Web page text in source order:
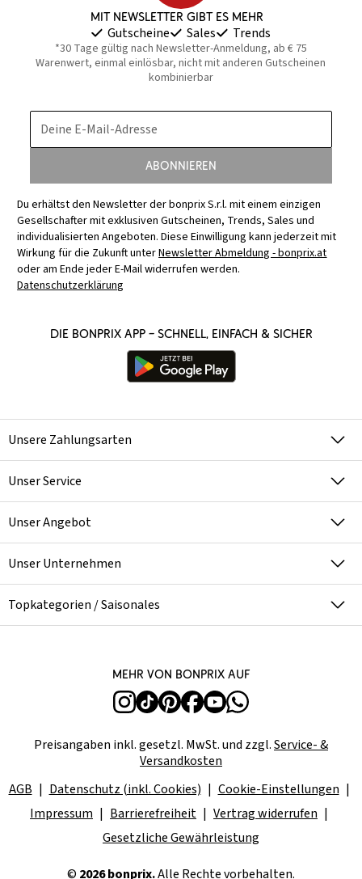
Mit Newsletter gibt es mehr
Gutscheine Sales Trends
*30 Tage gültig nach Newsletter-Anmeldung, ab € 75
Warenwert, einmal einlösbar, nicht mit anderen Gutscheinen
kombinierbar
Deine E-Mail-Adresse
Abonnieren
Du erhältst den Newsletter der bonprix S.r.l. mit einem einzigen
Gesellschafter mit exklusiven Gutscheinen, Trends, Sales und
individualisierten Angeboten. Diese Einwilligung kann jederzeit mit
Wirkung für die Zukunft unterNewsletter Abmeldung - bonprix.at
oder am Ende jeder E-Mail widerrufen werden.
Datenschutzerklärung
Die bonprix App – schnell, einfach & sicher
Unsere Zahlungsarten
Unser Service
Unser Angebot
Unser Unternehmen
Topkategorien / Saisonales
Mehr von bonprix auf
Preisangaben inkl. gesetzl. MwSt. und zzgl.Service- &
Versandkosten
AGB
Datenschutz (inkl. Cookies)
Cookie-Einstellungen
Impressum
Barrierefreiheit
Vertrag widerrufen
Gesetzliche Gewährleistung
© 2026 bonprix.Alle Rechte vorbehalten.